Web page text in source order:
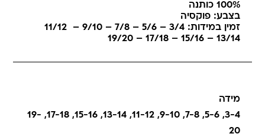
100% כותנה
בצבע: פוקסיה
זמין במידות: 3/4 – 5/6 – 7/8 – 9/10 – 11/12
13/14 – 15/16 – 17/18 – 19/20
מידה
3-4
,
5-6
,
7-8
,
9-10
,
11-12
,
13-14
,
15-16
,
17-18
,
19-
20